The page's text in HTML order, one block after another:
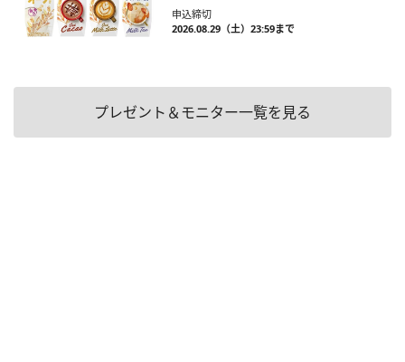
申込締切
2026.08.29（土）23:59まで
プレゼント＆モニター一覧を見る